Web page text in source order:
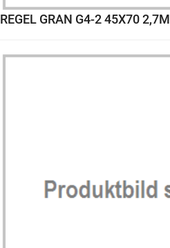
REGEL GRAN G4-2 45X70 2,7M